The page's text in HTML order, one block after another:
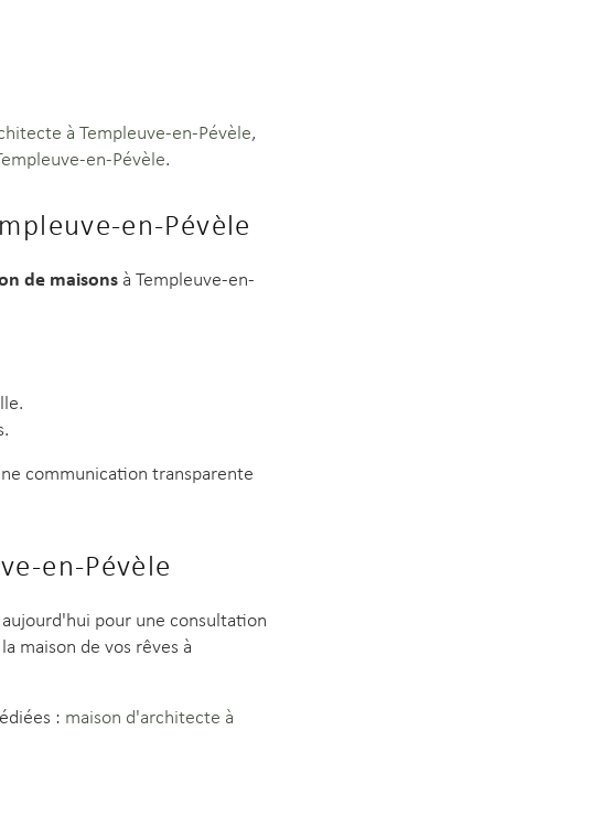
à Templeuve-en-Pévèle,
en-Pévèle.
en-Pévèle
de maisons à Templeuve-en-
communication transparente
en-Pévèle
pour une consultation
maison de vos rêves à
: maison d'architecte à